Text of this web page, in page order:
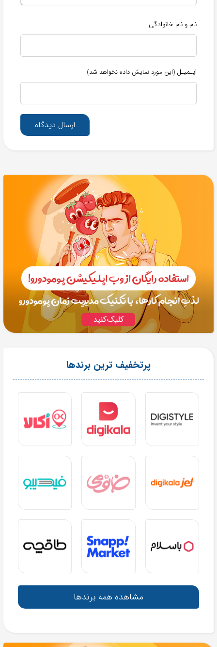
نام و نام خانوادگی
ایـمیـل (این مورد نمایش داده نخواهد شد)
ارسال دیدگاه
پرتخفیف ترین برندها
مشاهده همه برندها